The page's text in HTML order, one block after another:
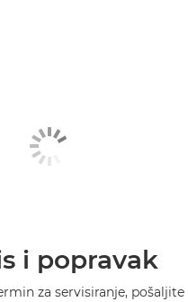
i popravak
za servisiranje, pošaljite